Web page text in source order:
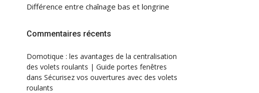
Différence entre chaînage bas et longrine
Commentaires récents
Domotique : les avantages de la centralisation
des volets roulants | Guide portes fenêtres
dans Sécurisez vos ouvertures avec des volets
roulants